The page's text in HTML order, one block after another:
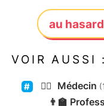
au
VOIR AUSSI :
👨‍⚕️ Médecin
👨‍🏫